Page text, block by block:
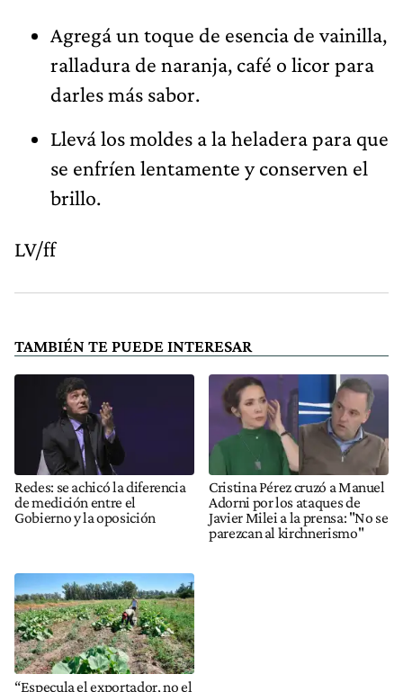
Agregá un toque de esencia de vainilla,
ralladura de naranja, café o licor para
darles más sabor.
Llevá los moldes a la heladera para que
se enfríen lentamente y conserven el
brillo.
LV/ff
TAMBIÉN TE PUEDE INTERESAR
Redes: se achicó la diferencia
de medición entre el
Gobierno y la oposición
Cristina Pérez cruzó a Manuel
Adorni por los ataques de
Javier Milei a la prensa: "No se
parezcan al kirchnerismo"
“Especula el exportador, no el